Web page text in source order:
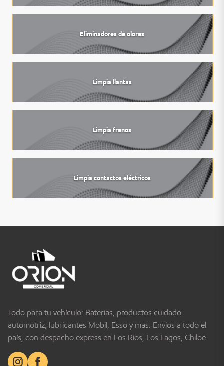
Eliminadores de olores
Limpia llantas
Limpia frenos
Limpia contactos eléctricos
Todo para tu vehículo: Baterías, productos cuidado
automotriz, lubricantes Mobil, Esso y más. Envíos a todo el
país, con despacho express en Los Ríos, Los Lagos, Chiloé.